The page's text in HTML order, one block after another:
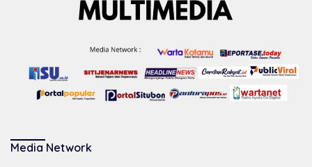
Media Network